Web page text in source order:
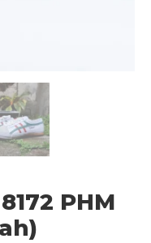
PHM